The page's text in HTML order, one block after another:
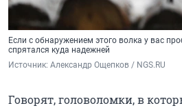
Если с обнаружением этого волка у вас
спрятался куда надежней
Источник: Александр Ощепков / NGS.RU
Говорят, головоломки, в